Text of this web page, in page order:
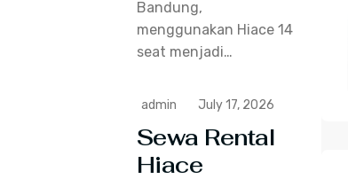
Bandung,
menggunakan Hiace 14
seat menjadi…
admin July 17, 2026
Sewa Rental
Hiace